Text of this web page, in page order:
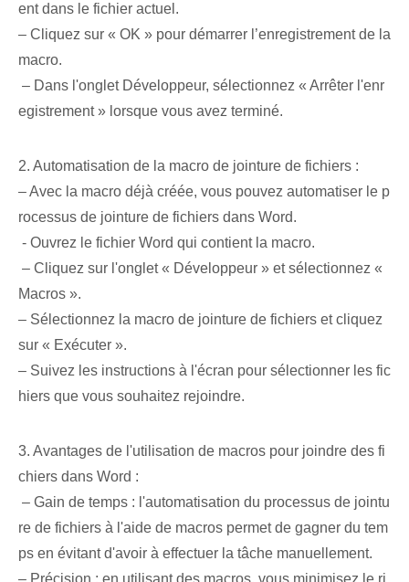
ent dans le fichier actuel.
– Cliquez sur « OK » ‌pour démarrer l’enregistrement de la
macro.
‌ – ‌Dans l'onglet ⁤Développeur, sélectionnez « Arrêter l'enr
egistrement » lorsque vous avez ⁣terminé.
2. Automatisation de la macro de jointure de fichiers⁤ :
– Avec la macro déjà créée, vous pouvez automatiser le p
rocessus de jointure de fichiers dans Word.
⁢ ⁣- Ouvrez le fichier Word qui contient la macro.
⁢ – Cliquez sur l'onglet « Développeur » et sélectionnez «
Macros ».
– Sélectionnez la macro de jointure de fichiers et cliquez
sur « Exécuter ».
– Suivez les instructions à l'écran pour sélectionner les fic
hiers que vous souhaitez rejoindre.
3. Avantages de⁤ l'utilisation⁤ de macros pour joindre des fi
chiers dans Word :
⁤ – Gain de temps : l'automatisation du processus de jointu
re de fichiers à l'aide de macros permet de gagner du tem
ps en évitant d'avoir à effectuer la tâche⁤ manuellement.